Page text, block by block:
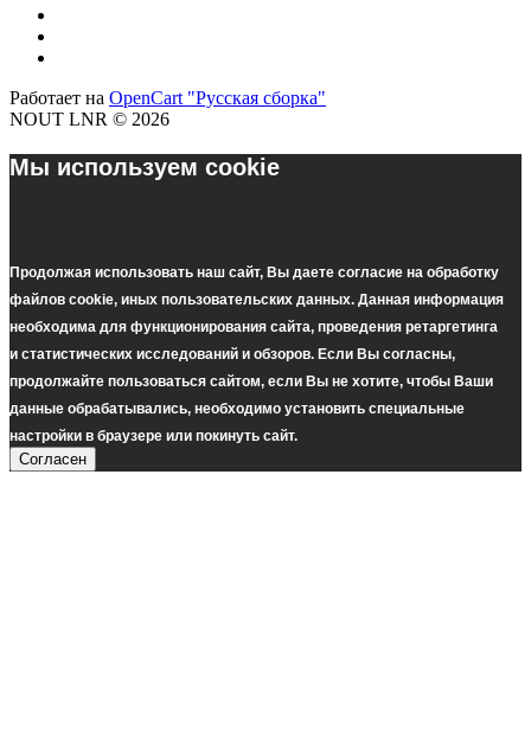
Работает на OpenCart "Русская сборка"
NOUT LNR © 2026
Мы используем cookie
Продолжая использовать наш cайт, Вы даете согласие на обработку
файлов cookie, иных пользовательских данных. Данная информация
необходима для функционирования сайта, проведения ретаргетинга
и статистических исследований и обзоров. Если Вы согласны,
продолжайте пользоваться сайтом, если Вы не хотите, чтобы Ваши
данные обрабатывались, необходимо установить специальные
настройки в браузере или покинуть сайт.
Согласен